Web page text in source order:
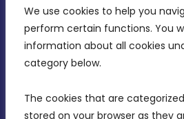
We use cookies to help you
perform certain functions. You
information about all cookies
category below.
The cookies that are
stored on your browser as they
CONTACT INFO
MDIA, Twenty20 Business
Birkirkara, CBD 3050